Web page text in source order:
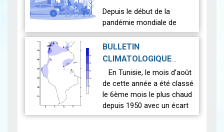
DE SEPTEMBRE 2024
2024-10-16
Depuis le début de la
pandémie mondiale de
COVID-19, le Service de la
pollution atmosphérique et
maritime publie
électronique présentant les
conce…
BULLETIN
CLIMATOLOGIQUE
MENSUEL AOÛT 2024|
2024-10-09
En Tunisie, le mois d’août
de cette année a été classé
le 6ème mois le plus chaud
depuis 1950 avec un écart
de (+1°C) par rapport à la